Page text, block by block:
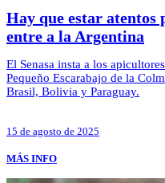
Hay que estar atentos
entre a la Argentina
El Senasa insta a los
Pequeño Escarabajo de la
Brasil, Bolivia y Paraguay.
15 de agosto de 2025
MÁS INFO